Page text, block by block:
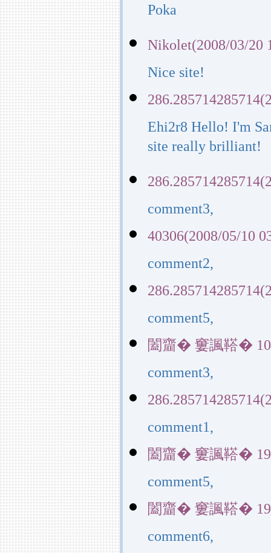
Poka
Nikolet(2008/03/20
Nice site!
Ehi2r8 Hello! I'm
site really brilliant!
comment3,
40306(2008/05/10
comment2,
comment5,
闔齏� 窶諷鞳�
comment3,
comment1,
闔齏� 窶諷鞳�
comment5,
闔齏� 窶諷鞳�
comment6,